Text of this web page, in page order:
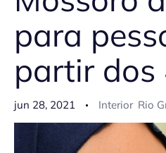
para
partir dos
jun 28, 2021 Interior Rio